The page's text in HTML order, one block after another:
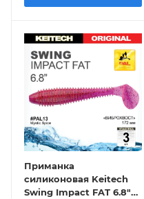
Приманка
силиконовая Keitech
Swing Impact FAT 6.8"